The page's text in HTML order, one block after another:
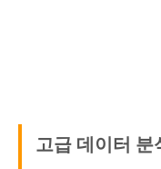
고급 데이터